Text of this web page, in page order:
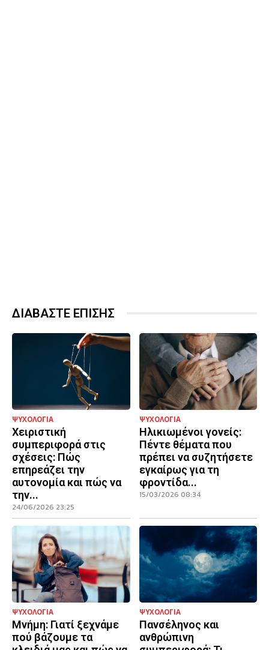
ΔΙΑΒΑΣΤΕ ΕΠΙΣΗΣ
ΨΥΧΟΛΟΓΙΑ
Χειριστική
συμπεριφορά στις
σχέσεις: Πώς
επηρεάζει την
αυτονομία και πώς να
την...
24/06/2026 23:25
ΨΥΧΟΛΟΓΙΑ
Ηλικιωμένοι γονείς:
Πέντε θέματα που
πρέπει να συζητήσετε
εγκαίρως για τη
φροντίδα...
15/03/2026 08:34
ΨΥΧΟΛΟΓΙΑ
Μνήμη: Γιατί ξεχνάμε
πού βάζουμε τα
ΨΥΧΟΛΟΓΙΑ
Πανσέληνος και
ανθρώπινη